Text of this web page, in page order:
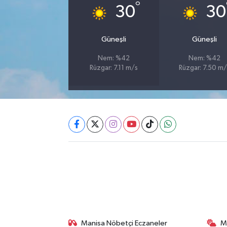
30°
Güneşli
Nem: %42
Rüzgar: 7.11 m/s
30
Güneşli
Nem: %42
Rüzgar: 7.50
Manisa Nöbetçi Eczaneler
Etiketler